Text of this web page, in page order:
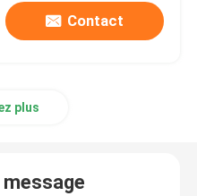
Contact
plus